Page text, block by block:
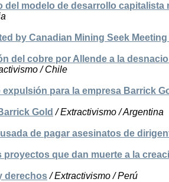
del modelo de desarrollo
by Canadian Mining Seek
del cobre por Allende a la
/ Chile
para la empresa Barrick
Gold / Extractivismo / Argentina
de pagar asesinatos de
proyectos que dan muerte a la
derechos/ Extractivismo / Perú